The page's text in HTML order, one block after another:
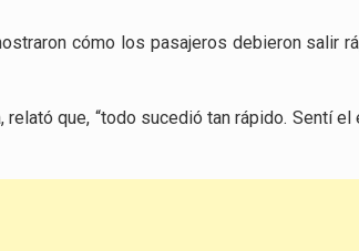
cómo los pasajeros debieron salir
relató que, “todo sucedió tan rápido. Sentí